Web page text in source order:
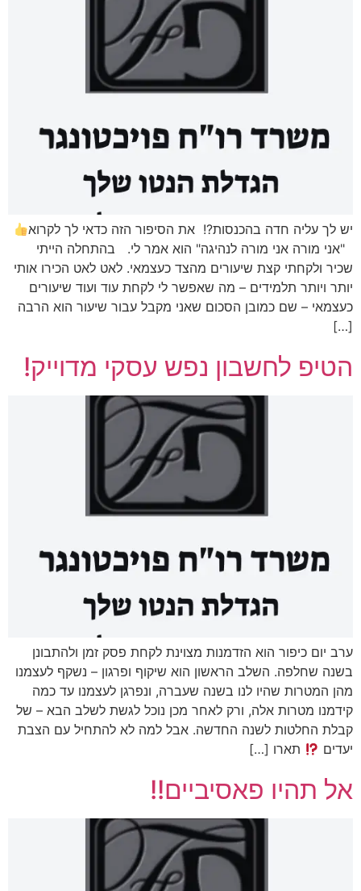
יש לך עליה חדה בהכנסות?! את הסיפור הזה כדאי לך לקרוא
"אני מורה אני מורה לנהיגה" הוא אמר לי. בהתחלה הייתי
שכיר ולקחתי קצת שיעורים מהצד כעצמאי. לאט לאט הכירו אותי
יותר ויותר תלמידים – מה שאפשר לי לקחת עוד ועוד שיעורים
כעצמאי – שם כמובן הסכום שאני מקבל עבור שיעור הוא הרבה
[…]
הטיפ לחשבון נפש עסקי מדוייק!
ערב יום כיפור הוא הזדמנות מצוינת לקחת פסק זמן ולהתבונן
בשנה שחלפה. השלב הראשון הוא שיקוף ופרגון – נשקף לעצמנו
מהן המטרות שהיו לנו בשנה שעברה, ונפרגן לעצמנו עד כמה
קידמנו מטרות אלה, ורק לאחר מכן נוכל לגשת לשלב הבא – של
קבלת החלטות לשנה החדשה. אבל למה לא להתחיל עם הצבת
יעדים
תארו […]
אל תהיו פאסיביים!!